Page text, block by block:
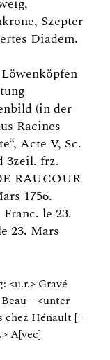
Szepter
Diadem.
(in der
Racines
Acte V, Sc.
3zeil. frz.
RAUCOUR
1756.
le 23.
23. Mars
<u.r.> Gravé
– <unter
chez Hénault [=
A[vec]